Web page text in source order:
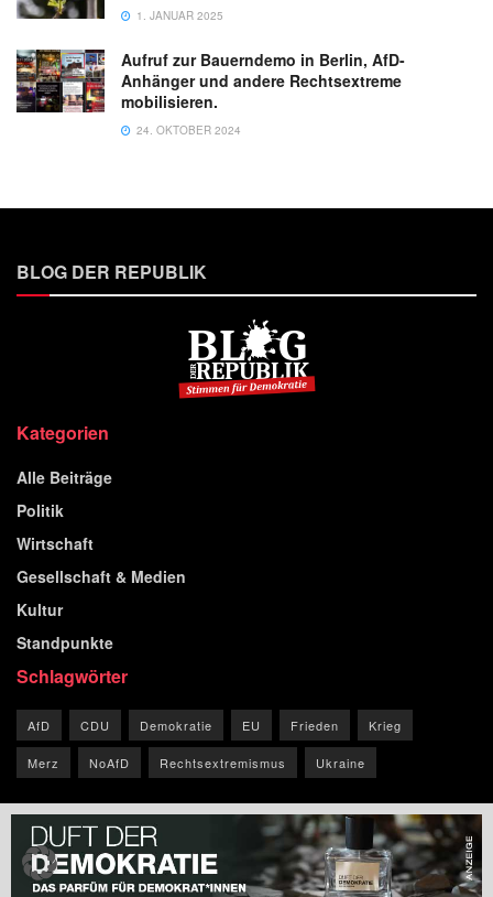
1. JANUAR 2025
Aufruf zur Bauerndemo in Berlin, AfD-
Anhänger und andere Rechtsextreme
mobilisieren.
24. OKTOBER 2024
BLOG DER REPUBLIK
Kategorien
Alle Beiträge
Politik
Wirtschaft
Gesellschaft & Medien
Kultur
Standpunkte
Schlagwörter
AfD CDU Demokratie EU Frieden Krieg
Merz NoAfD Rechtsextremismus Ukraine
© 2026 Blog der Republik.